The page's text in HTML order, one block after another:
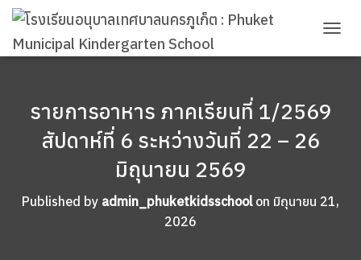
O
G
A
รายการอาหาร ภาคเรียนที่ 1/2569
สัปดาห์ที่ 6 ระหว่างวันที่ 22 – 26
มิถุนายน 2569
Published by admin_phuketkidsschoolon มิถุนายน 21,
2026